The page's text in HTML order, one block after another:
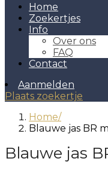
Home
Zoekertjes
Info
Over ons
FAQ
Contact
Aanmelden
Plaats zoekertje
Home
Blauwe jas BR
Blauwe jas